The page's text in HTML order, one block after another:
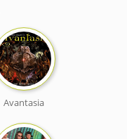
Avantasia